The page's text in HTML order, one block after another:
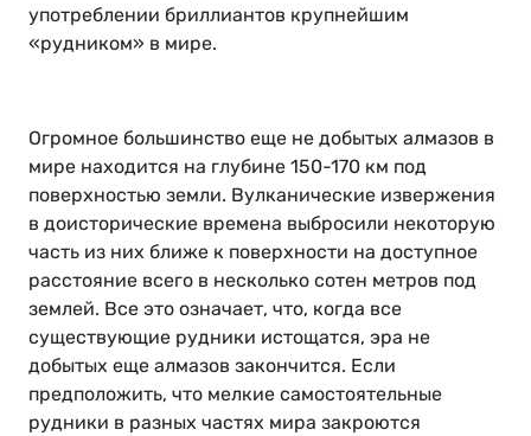
употреблении бриллиантов крупнейшим
«рудником» в мире.
Огромное большинство еще не добытых алмазов в
мире находится на глубине 150-170 км под
поверхностью земли. Вулканические извержения
в доисторические времена выбросили некоторую
часть из них ближе к поверхности на доступное
расстояние всего в несколько сотен метров под
землей. Все это означает, что, когда все
существующие рудники истощатся, эра не
добытых еще алмазов закончится. Если
предположить, что мелкие самостоятельные
рудники в разных частях мира закроются